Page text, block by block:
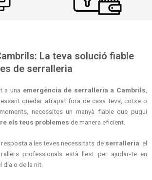
La teva solució fiable
de serralleria
a una emergència de serralleria a Cambrils
quedar atrapat fora de casa teva, cotxe o
necessites un manyà fiable que pugui
els teus problemes de manera eficient.
resposta a les teves necessitats de serralleria: el
professionals està llest per ajudar-te en
dia o de la nit.